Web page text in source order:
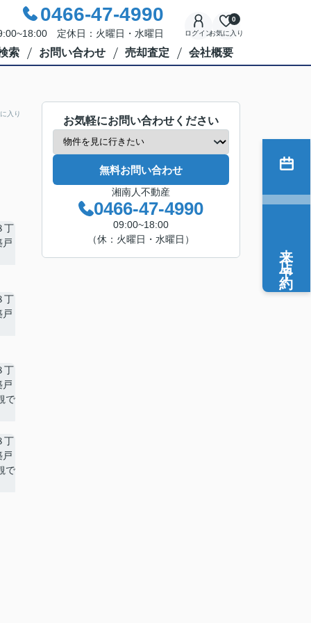
0466-47-4990
定休日：火曜日・水曜日 ログインお気に入り
0
索 お問い合わせ 売却査定 会社概要
入り
お気軽にお問い合わせください
無料お問い合わせ
湘南人不動産
0466-47-4990
09:00~18:00
（休：火曜日・水曜日）
来店予約